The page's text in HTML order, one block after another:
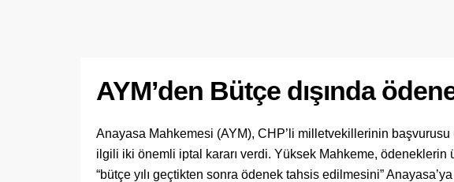
AYM’den Bütçe dışında
Anayasa Mahkemesi (AYM), CHP’li milletvekillerinin
ilgili iki önemli iptal kararı verdi. Yüksek Mahkeme,
“bütçe yılı geçtikten sonra ödenek tahsis edilmesini”